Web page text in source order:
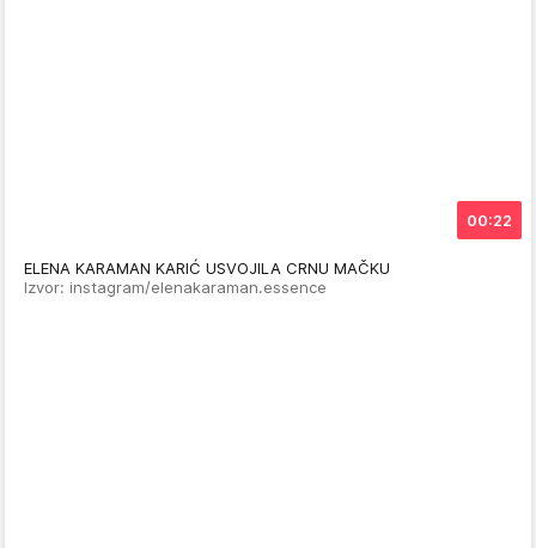
00:22
ELENA KARAMAN KARIĆ USVOJILA CRNU MAČKU
Izvor: instagram/elenakaraman.essence